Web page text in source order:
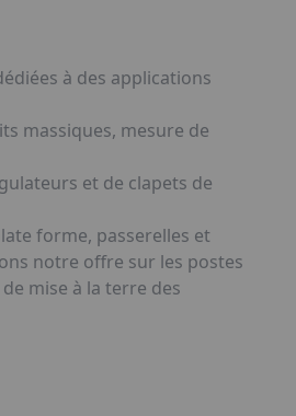
à des applications
massiques, mesure de
et de clapets de
forme, passerelles et
notre offre sur les postes
mise à la terre des